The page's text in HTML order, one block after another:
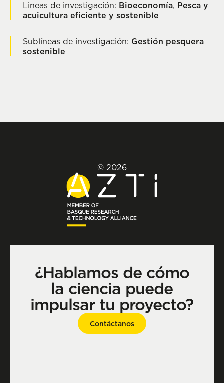
Lineas de investigación: Bioeconomía, Pesca y
acuicultura eficiente y sostenible
Sublíneas de investigación: Gestión pesquera
sostenible
© 2026
¿Hablamos de cómo
la ciencia puede
impulsar tu proyecto?
Contáctanos